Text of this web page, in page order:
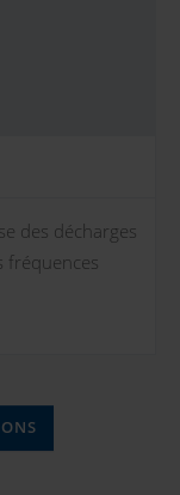
des décharges
fréquences